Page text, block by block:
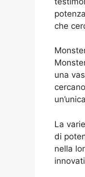
che
una
La
di
nella